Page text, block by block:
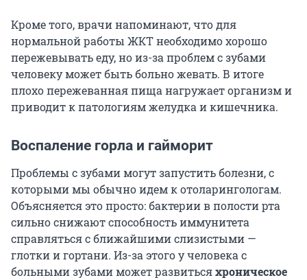
Кроме того, врачи напоминают, что для
нормальной работы ЖКТ необходимо хорошо
пережевывать еду, но из-за проблем с зубами
человеку может быть больно жевать. В итоге
плохо пережеванная пища нагружает организм и
приводит к патологиям желудка и кишечника.
Воспаление горла и гайморит
Проблемы с зубами могут запустить болезни, с
которыми мы обычно идем к отоларингологам.
Объясняется это просто: бактерии в полости рта
сильно снижают способность иммунитета
справляться с ближайшими слизистыми —
глотки и гортани. Из-за этого у человека с
больными зубами может развитьсяхроническое